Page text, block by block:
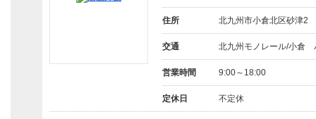
住所 北九州市小倉北区砂津2
交通 北九州モノレール/小倉
営業時間 9:00～18:00
定休日 不定休